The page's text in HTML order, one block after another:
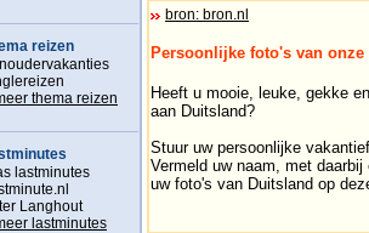
reizen
thema reizen
lastminutes
Langhout
lastminutes
bron: bron.nl
Persoonlijke foto's van onze
Heeft u mooie, leuke, gekke
aan Duitsland?
Stuur uw persoonlijke
Vermeld uw naam, met
uw foto's van Duitsland op